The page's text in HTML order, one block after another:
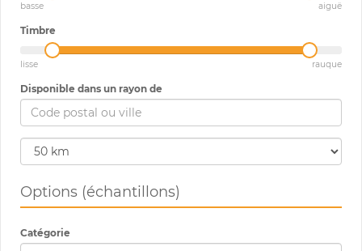
basse aiguë
Timbre
lisse rauque
Disponible dans un rayon de
Options (échantillons)
Catégorie